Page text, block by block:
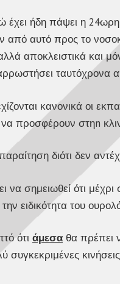
ήδη πάψει η 24ωρη
από αυτό προς το
αποκλειστικά και
ταυτόχρονα
κανονικά οι
προσφέρουν στηn
διότι δεν
σημειωθεί ότι μέχρι
ειδικότητα του
ότι άμεσα θα πρέπει
συγκεκριμένες